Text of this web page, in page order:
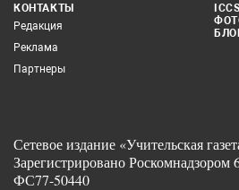
КОНТАКТЫ
Редакция
Реклама
Партнеры
ICCS
Сетевое издание «Учительская
Зарегистрировано
ФС77-50440